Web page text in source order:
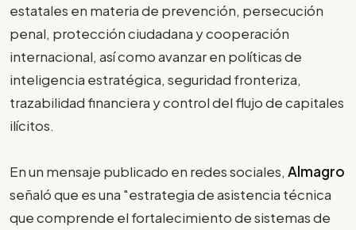
estatales en materia de prevención, persecución
penal, protección ciudadana y cooperación
internacional, así como avanzar en políticas de
inteligencia estratégica, seguridad fronteriza,
trazabilidad financiera y control del flujo de capitales
ilícitos.
En un mensaje publicado en redes sociales, Almagro
señaló que es una "estrategia de asistencia técnica
que comprende el fortalecimiento de sistemas de